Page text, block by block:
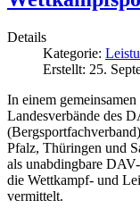
Details
Kategorie:
Erstellt: 25.
In einem
Landesverbände des
Pfalz, Thüringen und
als unabdingbare
die Wettkampf- und
vermittelt.